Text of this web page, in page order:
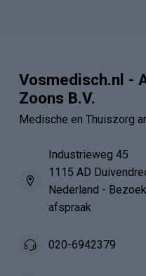
Vosmedisch.nl -
Zoons B.V.
Medische en Thuiszorg
Industrieweg 45
1115 AD
Nederland -
afspraak
020-6942379